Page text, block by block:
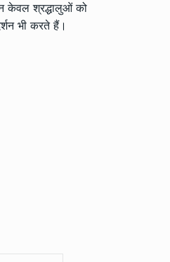
केवल श्रद्धालुओं को
भी करते हैं।